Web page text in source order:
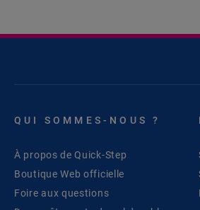
QUI SOMMES-NOUS ?
À propos de Quick-Step
Boutique Web officielle
Foire aux questions